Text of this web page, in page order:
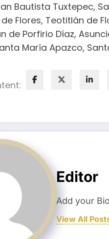
Bautista Tuxtepec,
Flores, Teotitlán de
de Porfirio Díaz,
María Apazco,
Editor
Add your
View All